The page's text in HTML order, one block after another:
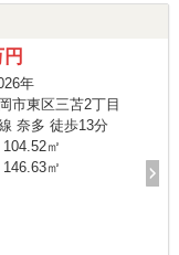
年
市東区三苫2丁目
奈多 徒歩13分
104.52㎡
146.63㎡